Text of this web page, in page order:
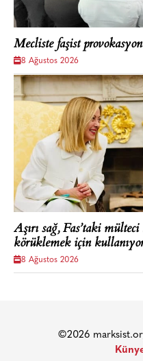
Mecliste faşist
8 Ağustos 2026
Aşırı sağ, Fas’taki
körüklemek için
8 Ağustos 2026
©2026